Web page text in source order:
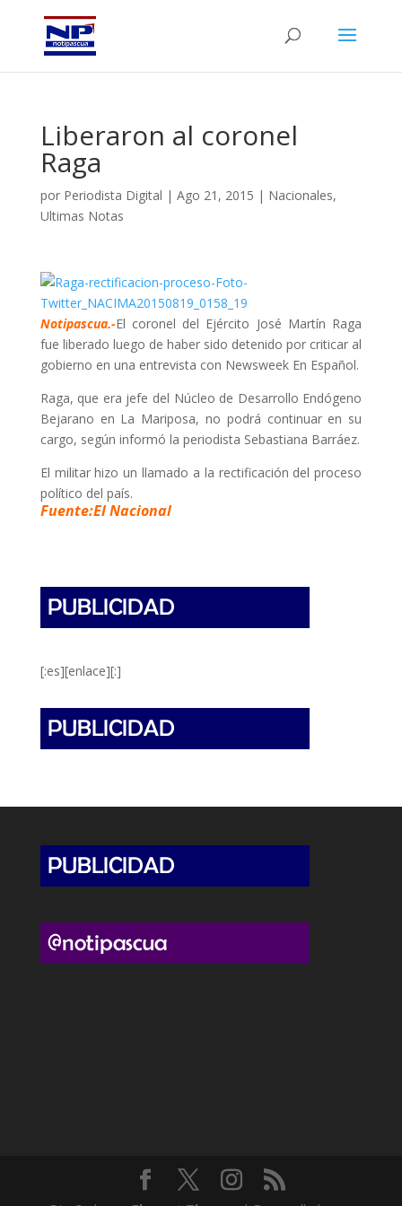
Liberaron al coronel
Raga
por Periodista Digital | Ago 21, 2015 | Nacionales,
Ultimas Notas
Notipascua.-El coronel del Ejército José Martín Raga
fue liberado luego de haber sido detenido por criticar al
gobierno en una entrevista con Newsweek En Español.
Raga, que era jefe del Núcleo de Desarrollo Endógeno
Bejarano en La Mariposa, no podrá continuar en su
cargo, según informó la periodista Sebastiana Barráez.
El militar hizo un llamado a la rectificación del proceso
político del país.
Fuente:El Nacional
[:es][enlace][:]